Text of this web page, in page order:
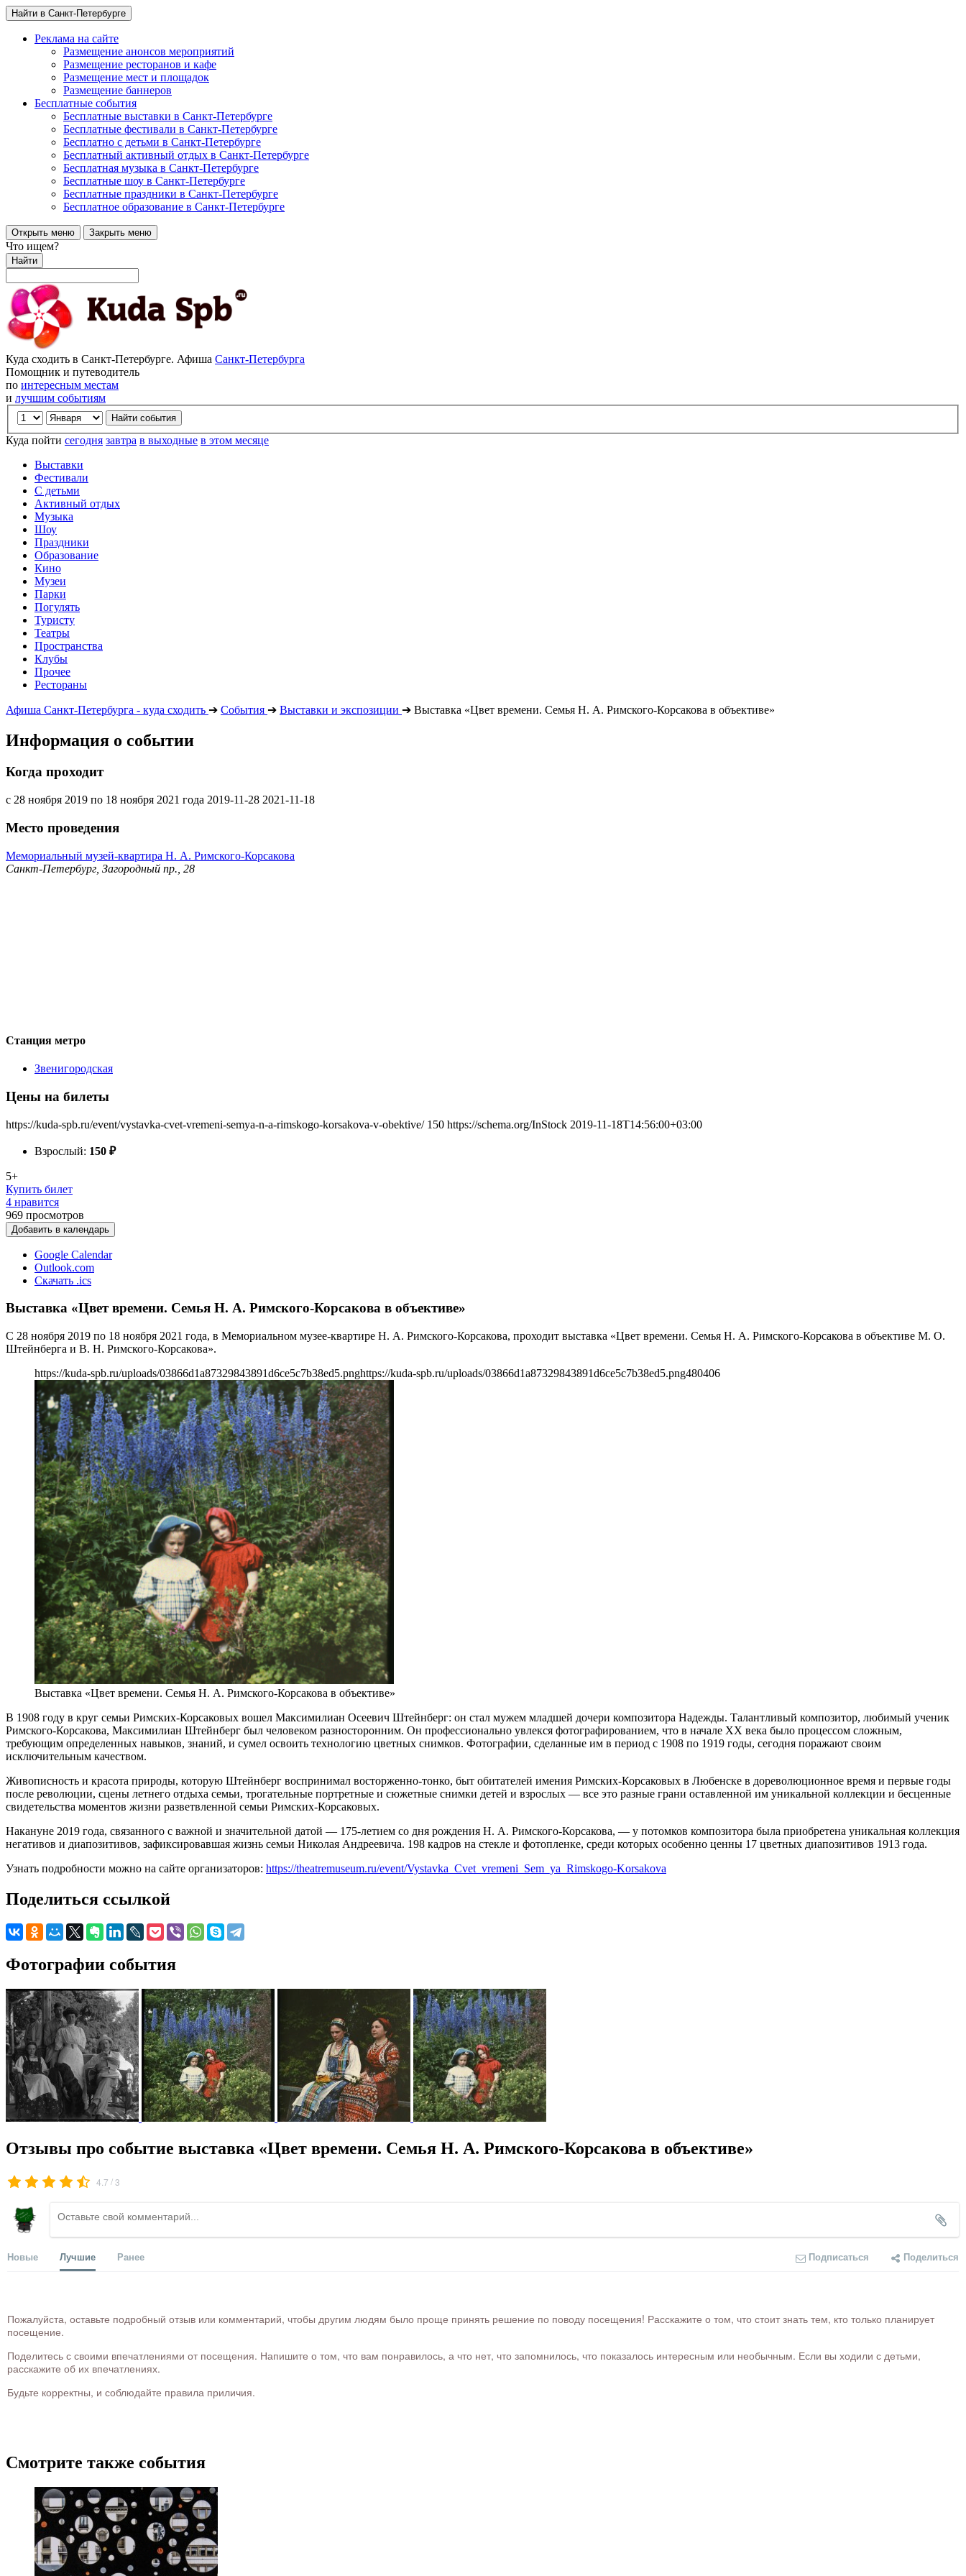
Найти в Санкт-Петербурге
Реклама на сайте
Размещение анонсов мероприятий
Размещение ресторанов и кафе
Размещение мест и площадок
Размещение баннеров
Бесплатные события
Бесплатные выставки в Санкт-Петербурге
Бесплатные фестивали в Санкт-Петербурге
Бесплатно с детьми в Санкт-Петербурге
Бесплатный активный отдых в Санкт-Петербурге
Бесплатная музыка в Санкт-Петербурге
Бесплатные шоу в Санкт-Петербурге
Бесплатные праздники в Санкт-Петербурге
Бесплатное образование в Санкт-Петербурге
Открыть меню Закрыть меню
Что ищем?
Найти
Куда сходить в Санкт-Петербурге. Афиша Санкт-Петербурга
Помощник и путеводитель
по интересным местам
и лучшим событиям
Куда пойти сегодня завтра в выходные в этом месяце
Выставки
Фестивали
С детьми
Активный отдых
Музыка
Шоу
Праздники
Образование
Кино
Музеи
Парки
Погулять
Туристу
Театры
Пространства
Клубы
Прочее
Рестораны
Афиша Санкт-Петербурга - куда сходить ➔ События ➔ Выставки и экспозиции ➔ Выставка «Цвет времени. Семья Н. А. Римского-Корсакова в объективе»
Информация о событии
Когда проходит
с 28 ноября 2019 по 18 ноября 2021 года 2019-11-28 2021-11-18
Место проведения
Мемориальный музей-квартира Н. А. Римского-Корсакова
Санкт-Петербург, Загородный пр., 28
Станция метро
Звенигородская
Цены на билеты
https://kuda-spb.ru/event/vystavka-cvet-vremeni-semya-n-a-rimskogo-korsakova-v-obektive/ 150 https://schema.org/InStock 2019-11-18T14:56:00+03:00
Взрослый: 150 ₽
5+
Купить билет
4 нравится
969 просмотров
Добавить в календарь
Google Calendar
Outlook.com
Скачать .ics
Выставка «Цвет времени. Семья Н. А. Римского-Корсакова в объективе»
С 28 ноября 2019 по 18 ноября 2021 года, в Мемориальном музее-квартире Н. А. Римского-Корсакова, проходит выставка «Цвет времени. Семья Н. А. Римского-Корсакова в объективе М. О.
Штейнберга и В. Н. Римского-Корсакова».
https://kuda-spb.ru/uploads/03866d1a87329843891d6ce5c7b38ed5.pnghttps://kuda-spb.ru/uploads/03866d1a87329843891d6ce5c7b38ed5.png480406
Выставка «Цвет времени. Семья Н. А. Римского-Корсакова в объективе»
В 1908 году в круг семьи Римских-Корсаковых вошел Максимилиан Осеевич Штейнберг: он стал мужем младшей дочери композитора Надежды. Талантливый композитор, любимый ученик
Римского-Корсакова, Максимилиан Штейнберг был человеком разносторонним. Он профессионально увлекся фотографированием, что в начале XX века было процессом сложным,
требующим определенных навыков, знаний, и сумел освоить технологию цветных снимков. Фотографии, сделанные им в период с 1908 по 1919 годы, сегодня поражают своим
исключительным качеством.
Живописность и красота природы, которую Штейнберг воспринимал восторженно-тонко, быт обитателей имения Римских-Корсаковых в Любенске в дореволюционное время и первые годы
после революции, сцены летнего отдыха семьи, трогательные портретные и сюжетные снимки детей и взрослых — все это разные грани оставленной им уникальной коллекции и бесценные
свидетельства моментов жизни разветвленной семьи Римских-Корсаковых.
Накануне 2019 года, связанного с важной и значительной датой — 175-летием со дня рождения Н. А. Римского-Корсакова, — у потомков композитора была приобретена уникальная коллекция
негативов и диапозитивов, зафиксировавшая жизнь семьи Николая Андреевича. 198 кадров на стекле и фотопленке, среди которых особенно ценны 17 цветных диапозитивов 1913 года.
Узнать подробности можно на сайте организаторов: https://theatremuseum.ru/event/Vystavka_Cvet_vremeni_Sem_ya_Rimskogo-Korsakova
Поделиться ссылкой
Фотографии события
Отзывы про событие выставка «Цвет времени. Семья Н. А. Римского-Корсакова в объективе»
4.7 /3
Новые Лучшие Ранее Подписаться Поделиться
Пожалуйста, оставьте подробный отзыв или комментарий, чтобы другим людям было проще принять решение по поводу посещения! Расскажите о том, что стоит знать тем, кто только планирует
посещение.
Поделитесь с своими впечатлениями от посещения. Напишите о том, что вам понравилось, а что нет, что запомнилось, что показалось интересным или необычным. Если вы ходили с детьми,
расскажите об их впечатлениях.
Будьте корректны, и соблюдайте правила приличия.
Смотрите также события